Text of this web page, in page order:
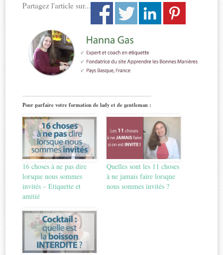
Partagez l'article sur...
Pour parfaire votre formation de lady et de gentleman :
16 choses à ne pas dire
lorsque nous sommes
invités – Etiquette et
amitié
Quelles sont les 11 choses
à ne jamais faire lorsque
nous sommes invités ?